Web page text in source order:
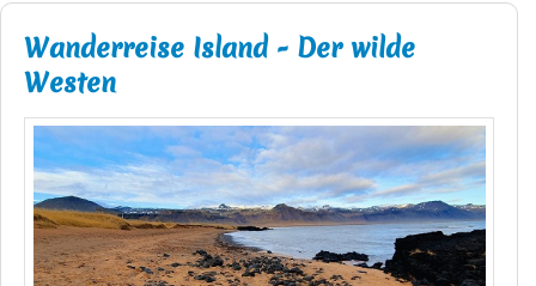
Wanderreise Island - Der wilde
Westen